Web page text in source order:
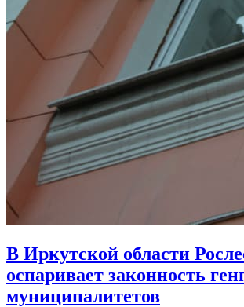
В Иркутской области
оспаривает законность
муниципалитетов